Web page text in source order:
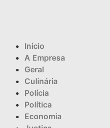
Início
A Empresa
Geral
Culinária
Polícia
Política
Economia